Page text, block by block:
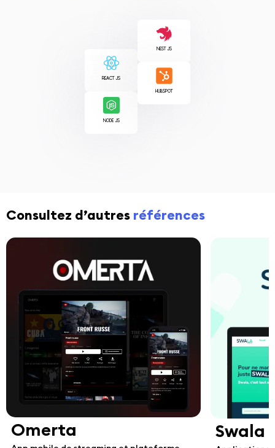
REACT JS
NODE JS
NEST JS
HUBSPOT
Consultez d’autres références
Omerta Swala